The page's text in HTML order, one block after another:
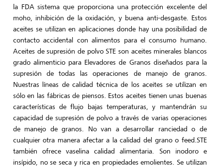
la FDA sistema que proporciona una protección excelente del
moho, inhibición de la oxidación, y buena anti-desgaste. Estos
aceites se utilizan en aplicaciones donde hay una posibilidad de
contacto accidental con alimentos para el consumo humano.
Aceites de supresión de polvo STE son aceites minerales blancos
grado alimenticio para Elevadores de Granos diseñados para la
supresión de todas las operaciones de manejo de granos.
Nuestras líneas de calidad técnica de los aceites se utilizan en
sólo en las fábricas de piensos. Estos aceites tienen unas buenas
características de flujo bajas temperaturas, y mantendrán su
capacidad de supresión de polvo a través de varias operaciones
de manejo de granos. No van a desarrollar ranciedad o de
cualquier otra manera afectar a la calidad del grano o feed.STE
también ofrece vaselina calidad alimentaria. Son inodoro e
insípido, no se seca y rica en propiedades emolientes. Se utilizan